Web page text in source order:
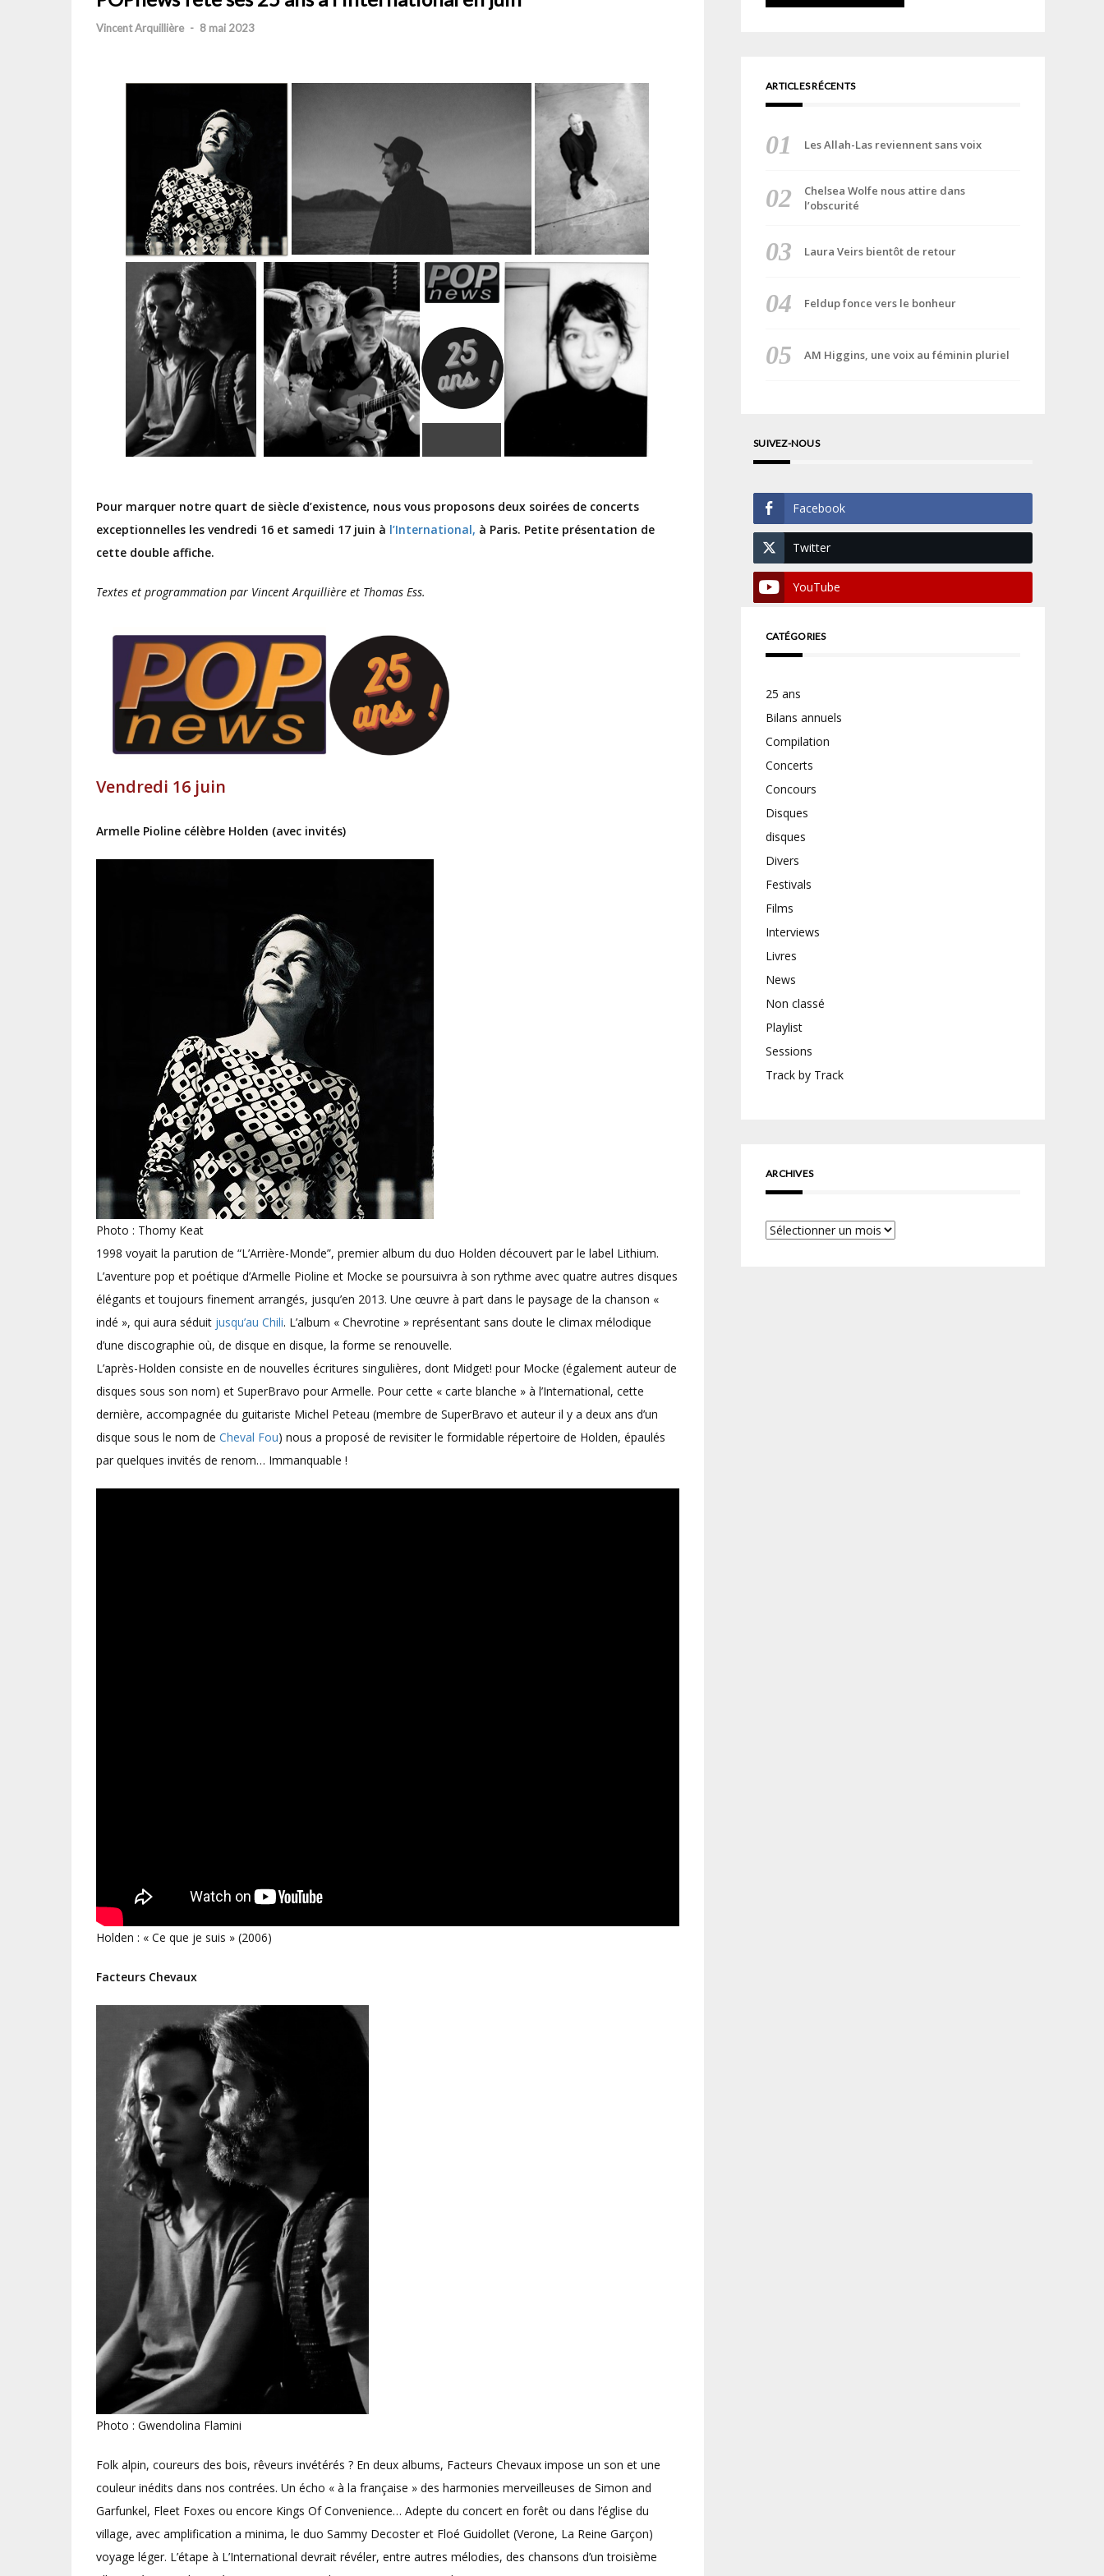
Vincent Arquillière - 8 mai 2023
Pour marquer notre quart de siècle d’existence, nous vous proposons deux soirées de concerts
exceptionnelles les vendredi 16 et samedi 17 juin à l’International, à Paris. Petite présentation de
cette double affiche.
Textes et programmation par Vincent Arquillière et Thomas Ess.
Vendredi 16 juin
Armelle Pioline célèbre Holden (avec invités)
Photo : Thomy Keat
1998 voyait la parution de “L’Arrière-Monde”, premier album du duo Holden découvert par le label Lithium.
L’aventure pop et poétique d’Armelle Pioline et Mocke se poursuivra à son rythme avec quatre autres disques
élégants et toujours finement arrangés, jusqu’en 2013. Une œuvre à part dans le paysage de la chanson «
indé », qui aura séduit jusqu’au Chili. L’album « Chevrotine » représentant sans doute le climax mélodique
d’une discographie où, de disque en disque, la forme se renouvelle.
L’après-Holden consiste en de nouvelles écritures singulières, dont Midget! pour Mocke (également auteur de
disques sous son nom) et SuperBravo pour Armelle. Pour cette « carte blanche » à l’International, cette
dernière, accompagnée du guitariste Michel Peteau (membre de SuperBravo et auteur il y a deux ans d’un
disque sous le nom de Cheval Fou) nous a proposé de revisiter le formidable répertoire de Holden, épaulés
par quelques invités de renom… Immanquable !
Holden : « Ce que je suis » (2006)
Facteurs Chevaux
Photo : Gwendolina Flamini
Folk alpin, coureurs des bois, rêveurs invétérés ? En deux albums, Facteurs Chevaux impose un son et une
couleur inédits dans nos contrées. Un écho « à la française » des harmonies merveilleuses de Simon and
Garfunkel, Fleet Foxes ou encore Kings Of Convenience… Adepte du concert en forêt ou dans l’église du
village, avec amplification a minima, le duo Sammy Decoster et Floé Guidollet (Verone, La Reine Garçon)
voyage léger. L’étape à L’International devrait révéler, entre autres mélodies, des chansons d’un troisième
ARTICLES RÉCENTS
Les Allah-Las reviennent sans voix
Chelsea Wolfe nous attire dans
l’obscurité
Laura Veirs bientôt de retour
Feldup fonce vers le bonheur
AM Higgins, une voix au féminin pluriel
SUIVEZ-NOUS
Facebook
Twitter
YouTube
CATÉGORIES
25 ans
Bilans annuels
Compilation
Concerts
Concours
Disques
disques
Divers
Festivals
Films
Interviews
Livres
News
Non classé
Playlist
Sessions
Track by Track
ARCHIVES
Archives